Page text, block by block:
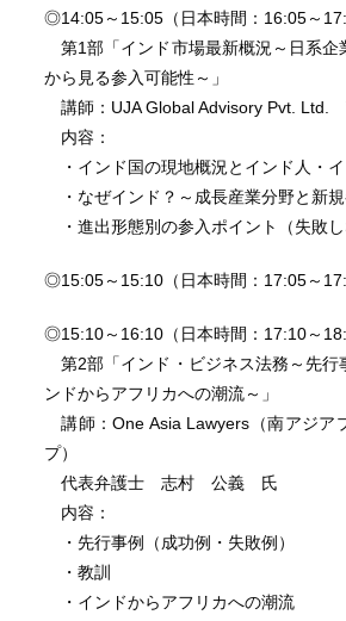
◎14:05～15:05（日本時間：16:05～
第1部「インド市場最新概況～日系企
から見る参入可能性～」
講師：UJA Global Advisory Pvt.
内容：
・インド国の現地概況とインド人・
・なぜインド？～成長産業分野と新規
・進出形態別の参入ポイント（失敗し
◎15:05～15:10（日本時間：17:05～
◎15:10～16:10（日本時間：17:10～
第2部「インド・ビジネス法務～先行
ンドからアフリカへの潮流～」
講師：One Asia Lawyers（南アジア
プ）
代表弁護士 志村 公義 氏
内容：
・先行事例（成功例・失敗例）
・教訓
・インドからアフリカへの潮流